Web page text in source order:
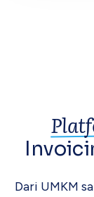
Dari UMKM